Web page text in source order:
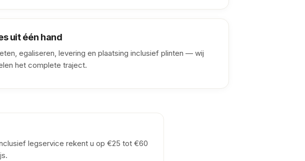
uit één hand
egaliseren, levering en plaatsing inclusief plinten — wij
het complete traject.
legservice rekent u op €25 tot €60